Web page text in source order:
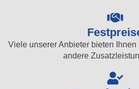
Viele unserer Anbieter bieten
andere